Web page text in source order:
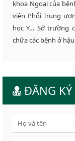
khoa Ngoại của
viện Phổi Trung
học Y… Sở trường
chữa các bệnh ở
ĐĂNG KÝ